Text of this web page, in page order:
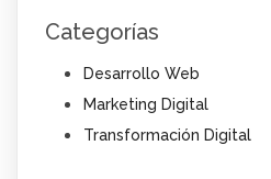
Categorías
Desarrollo Web
Marketing Digital
Transformación Digital